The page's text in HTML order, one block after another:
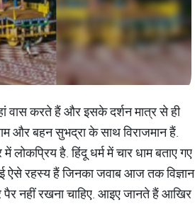
वास करते हैं और इसके दर्शन मात्र से ही
और बहन सुभद्रा के साथ विराजमान हैं.
लोकप्रिय है. हिंदू धर्म में चार धाम बताए गए
ऐसे रहस्य हैं जिनका जवाब आज तक विज्ञान
पैर नहीं रखना चाहिए. आइए जानते हैं आखिर